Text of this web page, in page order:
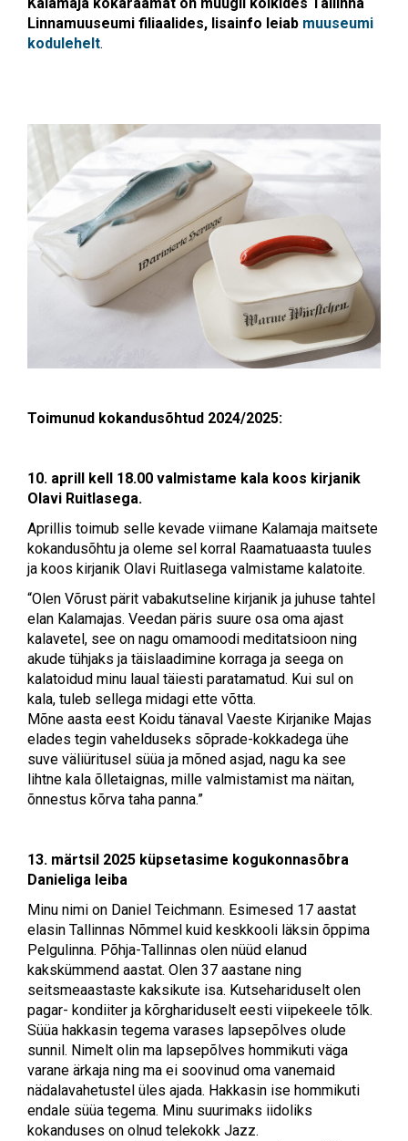
Linnamuuseumi filiaalides, lisainfo leiab muuseumi
kodulehelt.
Toimunud kokandusõhtud 2024/2025:
10. aprill kell 18.00 valmistame kala koos kirjanik
Olavi Ruitlasega.
Aprillis toimub selle kevade viimane Kalamaja maitsete
kokandusõhtu ja oleme sel korral Raamatuaasta tuules
ja koos kirjanik Olavi Ruitlasega valmistame kalatoite.
“Olen Võrust pärit vabakutseline kirjanik ja juhuse tahtel
elan Kalamajas. Veedan päris suure osa oma ajast
kalavetel, see on nagu omamoodi meditatsioon ning
akude tühjaks ja täislaadimine korraga ja seega on
kalatoidud minu laual täiesti paratamatud. Kui sul on
kala, tuleb sellega midagi ette võtta.
Mõne aasta eest Koidu tänaval Vaeste Kirjanike Majas
elades tegin vahelduseks sõprade-kokkadega ühe
suve väliüritusel süüa ja mõned asjad, nagu ka see
lihtne kala õlletaignas, mille valmistamist ma näitan,
õnnestus kõrva taha panna.”
13. märtsil 2025 küpsetasime kogukonnasõbra
Danieliga leiba
Minu nimi on Daniel Teichmann. Esimesed 17 aastat
elasin Tallinnas Nõmmel kuid keskkooli läksin õppima
Pelgulinna. Põhja-Tallinnas olen nüüd elanud
kakskümmend aastat. Olen 37 aastane ning
seitsmeaastaste kaksikute isa. Kutsehariduselt olen
pagar- kondiiter ja kõrghariduselt eesti viipekeele tõlk.
Süüa hakkasin tegema varases lapsepõlves olude
sunnil. Nimelt olin ma lapsepõlves hommikuti väga
varane ärkaja ning ma ei soovinud oma vanemaid
nädalavahetustel üles ajada. Hakkasin ise hommikuti
endale süüa tegema. Minu suurimaks iidoliks
kokanduses on olnud telekokk Jazz.